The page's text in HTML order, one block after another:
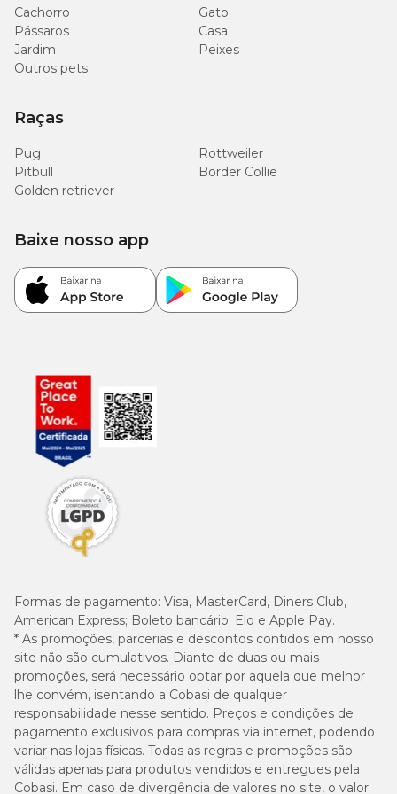
Cachorro
Gato
Pássaros
Casa
Jardim
Peixes
Outros pets
Raças
Pug
Rottweiler
Pitbull
Border Collie
Golden retriever
Formas de pagamento: Visa, MasterCard, Diners Club,
American Express; Boleto bancário; Elo e Apple Pay.
* As promoções, parcerias e descontos contidos em nosso
site não são cumulativos. Diante de duas ou mais
promoções, será necessário optar por aquela que melhor
lhe convém, isentando a Cobasi de qualquer
responsabilidade nesse sentido. Preços e condições de
pagamento exclusivos para compras via internet, podendo
variar nas lojas físicas. Todas as regras e promoções são
válidas apenas para produtos vendidos e entregues pela
Cobasi. Em caso de divergência de valores no site, o valor
Baixe nosso app